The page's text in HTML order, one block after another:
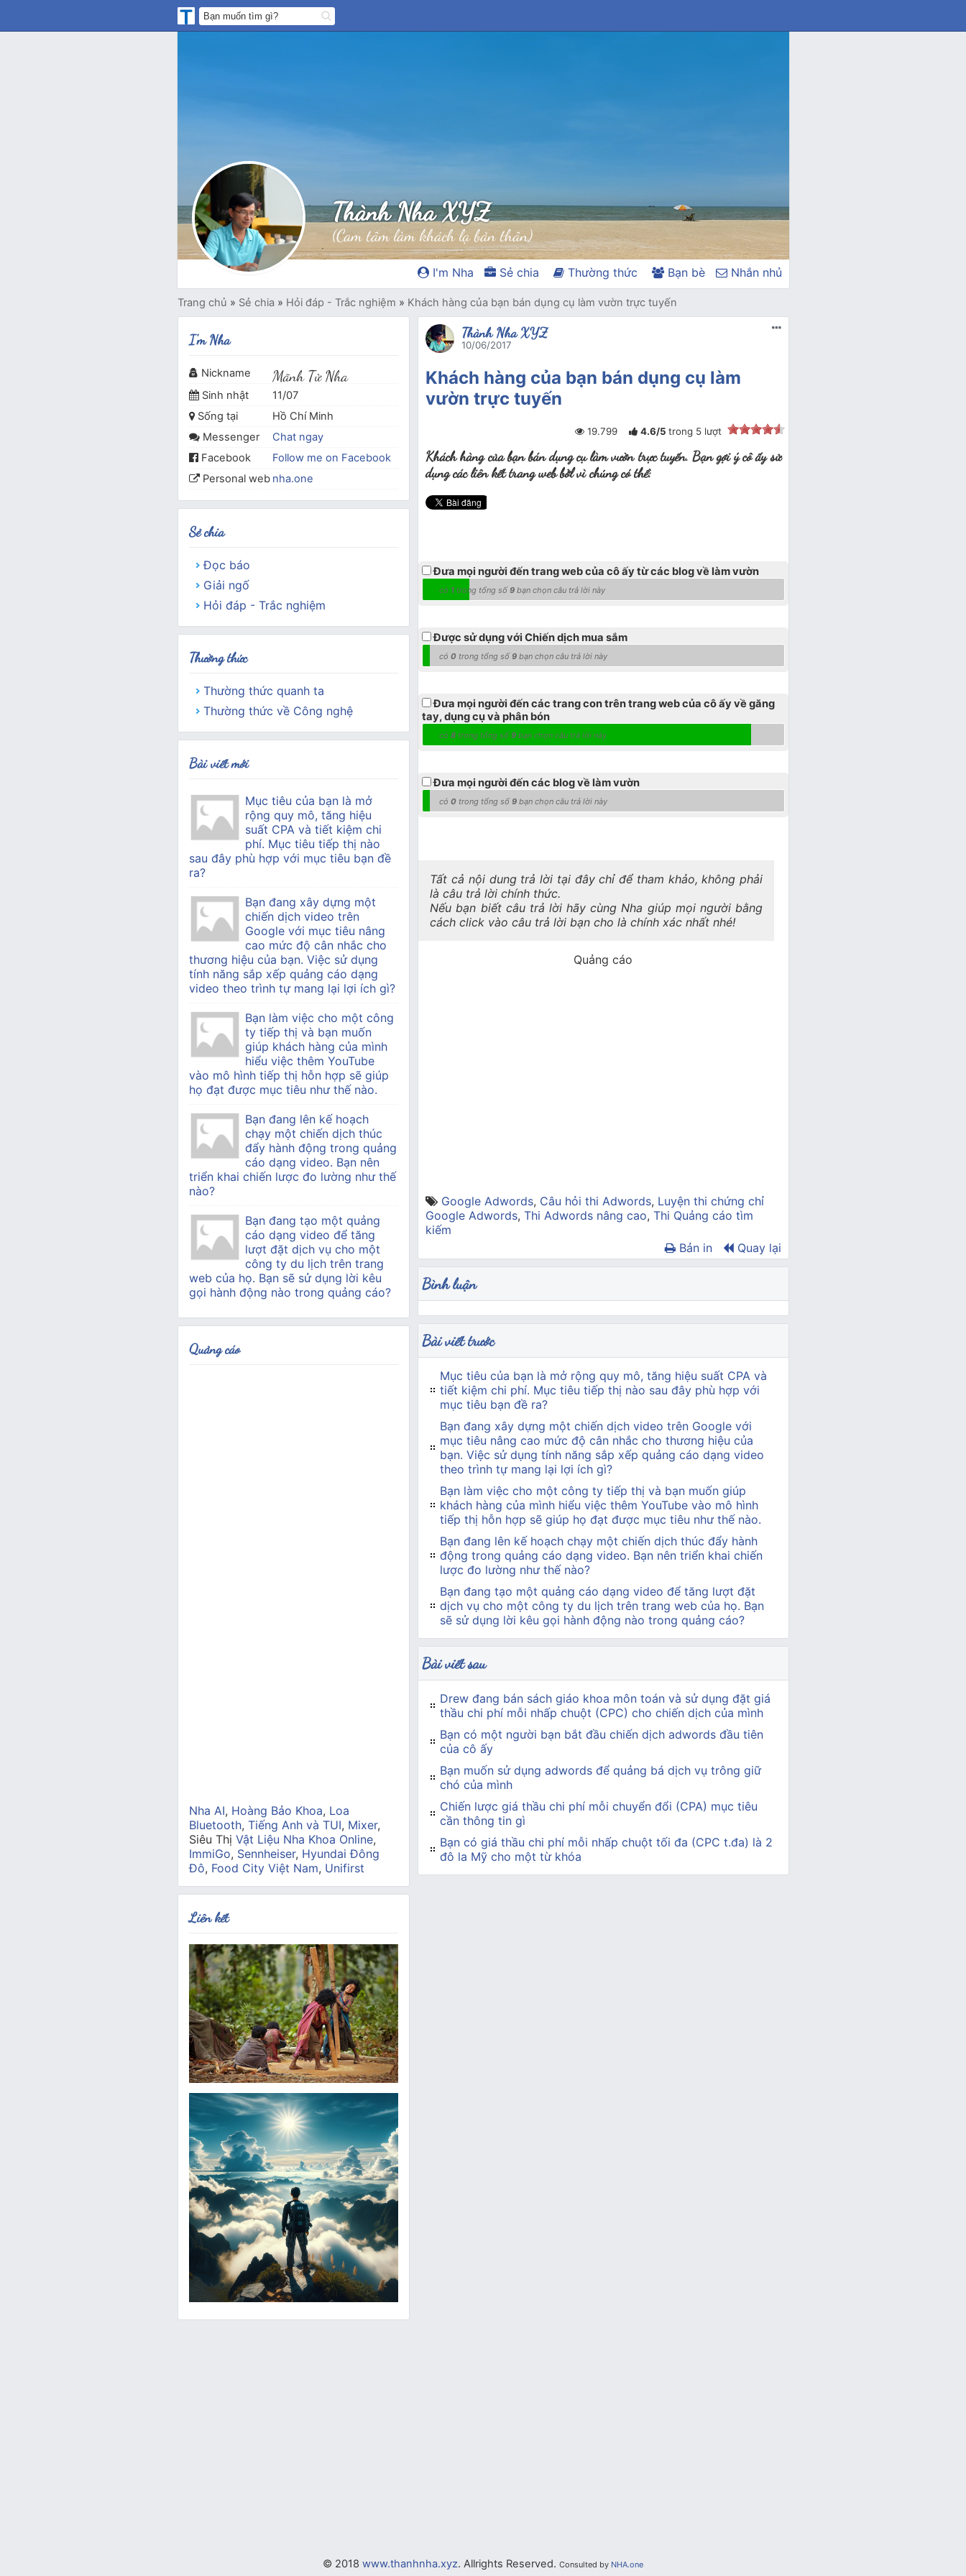
Thành Nha XYZ
(Cam tâm làm khách lạ bản thân)
I'm Nha Sẻ chia Thường thức Bạn bè Nhắn nhủ
Trang chủ » Sẻ chia » Hỏi đáp - Trắc nghiệm » Khách hàng của bạn bán dụng cụ làm vườn trực tuyến
Thành Nha XYZ
10/06/2017
Khách hàng của bạn bán dụng cụ làm
vườn trực tuyến
19.799 4.6/5 trong 5lượt
Khách hàng của bạn bán dụng cụ làm vườn trực tuyến. Bạn gợi ý cô ấy sử
dụng các liên kết trang web bởl vì chúng có thể:
Đưa mọi người đến trang web của cô ấy từ các blog về làm vườn
có 1 trong tổng số9 bạn chọn câu trả lời này
Được sử dụng với Chiến dịch mua sắm
có0 trong tổng số9 bạn chọn câu trả lời này
Đưa mọi người đến các trang con trên trang web của cô ấy về găng
tay, dụng cụ và phân bón
có8 trong tổng số9 bạn chọn câu trả lời này
Đưa mọi người đến các blog về làm vườn
có0 trong tổng số9 bạn chọn câu trả lời này
Tất cả nội dung trả lời tại đây chỉ để tham khảo, không phải
là câu trả lời chính thức.
Nếu bạn biết câu trả lời hãy cùng Nha giúp mọi người bằng
cách click vào câu trả lời bạn cho là chính xác nhất nhé!
Quảng cáo
Google Adwords, Câu hỏi thi Adwords, Luyện thi chứng chỉ
Google Adwords,Thi Adwords nâng cao,Thi Quảng cáo tìm
kiếm
Bản in
Quay lại
Bình luận
Bài viết trước
Mục tiêu của bạn là mở rộng quy mô, tăng hiệu suất CPA và
tiết kiệm chi phí. Mục tiêu tiếp thị nào sau đây phù hợp với
mục tiêu bạn đề ra?
Bạn đang xây dựng một chiến dịch video trên Google với
mục tiêu nâng cao mức độ cân nhắc cho thương hiệu của
bạn. Việc sử dụng tính năng sắp xếp quảng cáo dạng video
theo trình tự mang lại lợi ích gì?
Bạn làm việc cho một công ty tiếp thị và bạn muốn giúp
khách hàng của mình hiểu việc thêm YouTube vào mô hình
tiếp thị hỗn hợp sẽ giúp họ đạt được mục tiêu như thế nào.
Bạn đang lên kế hoạch chạy một chiến dịch thúc đẩy hành
động trong quảng cáo dạng video. Bạn nên triển khai chiến
lược đo lường như thế nào?
Bạn đang tạo một quảng cáo dạng video để tăng lượt đặt
dịch vụ cho một công ty du lịch trên trang web của họ. Bạn
sẽ sử dụng lời kêu gọi hành động nào trong quảng cáo?
Bài viết sau
Drew đang bán sách giáo khoa môn toán và sử dụng đặt giá
thầu chi phí mỗi nhấp chuột (CPC) cho chiến dịch của mình
Bạn có một người bạn bắt đầu chiến dịch adwords đầu tiên
của cô ấy
Bạn muốn sử dụng adwords để quảng bá dịch vụ trông giữ
chó của mình
Chiến lược giá thầu chi phí mỗi chuyển đổi (CPA) mục tiêu
cần thông tin gì
Bạn có giá thầu chi phí mỗi nhấp chuột tối đa (CPC t.đa) là 2
đô la Mỹ cho một từ khóa
I'm Nha
Nickname Mãnh Tử Nha
Sinh nhật
11/07
Sống tại
Hồ Chí Minh
Messenger
Chat ngay
Facebook
Follow me on Facebook
Personal web nha.one
Sẻ chia
Đọc báo
Giải ngố
Hỏi đáp - Trắc nghiệm
Thường thức
Thường thức quanh ta
Thường thức về Công nghệ
Bài viết mới
Mục tiêu của bạn là mở
rộng quy mô, tăng hiệu
suất CPA và tiết kiệm chi
phí. Mục tiêu tiếp thị nào
sau đây phù hợp với mục tiêu bạn đề
ra?
Bạn đang xây dựng một
chiến dịch video trên
Google với mục tiêu nâng
cao mức độ cân nhắc cho
thương hiệu của bạn. Việc sử dụng
tính năng sắp xếp quảng cáo dạng
video theo trình tự mang lại lợi ích gì?
Bạn làm việc cho một công
ty tiếp thị và bạn muốn
giúp khách hàng của mình
hiểu việc thêm YouTube
vào mô hình tiếp thị hỗn hợp sẽ giúp
họ đạt được mục tiêu như thế nào.
Bạn đang lên kế hoạch
chạy một chiến dịch thúc
đẩy hành động trong quảng
cáo dạng video. Bạn nên
triển khai chiến lược đo lường như thế
nào?
Bạn đang tạo một quảng
cáo dạng video để tăng
lượt đặt dịch vụ cho một
công ty du lịch trên trang
web của họ. Bạn sẽ sử dụng lời kêu
gọi hành động nào trong quảng cáo?
Quảng cáo
Nha AI, Hoàng Bảo Khoa, Loa
Bluetooth, Tiếng Anh và TUI, Mixer,
Siêu Thị Vật Liệu Nha Khoa Online,
ImmiGo, Sennheiser, Hyundai Đông
Đô, Food City Việt Nam, Unifirst
Liên kết
© 2018 www.thanhnha.xyz. Allrights Reserved. Consulted by NHA.one